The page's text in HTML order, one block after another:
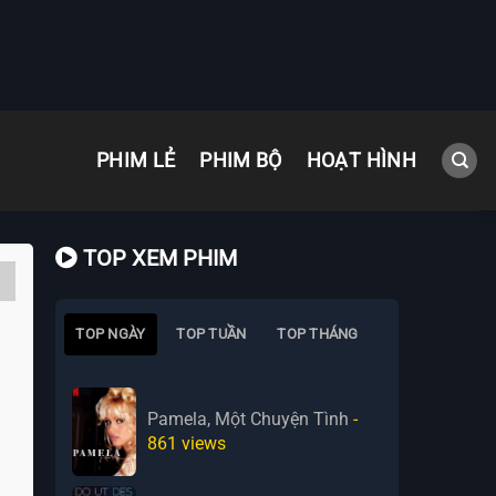
PHIM LẺ PHIM BỘ HOẠT HÌNH
TOP XEM PHIM
TOP NGÀY TOP TUẦN TOP THÁNG
Pamela, Một Chuyện Tình -
861 views